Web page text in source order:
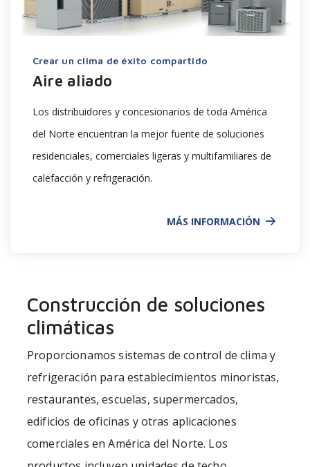
Crear un clima de éxito compartido
Aire aliado
Los distribuidores y concesionarios de toda América
del Norte encuentran la mejor fuente de soluciones
residenciales, comerciales ligeras y multifamiliares de
calefacción y refrigeración.
MÁS INFORMACIÓN
Construcción de soluciones
climáticas
Proporcionamos sistemas de control de clima y
refrigeración para establecimientos minoristas,
restaurantes, escuelas, supermercados,
edificios de oficinas y otras aplicaciones
comerciales en América del Norte. Los